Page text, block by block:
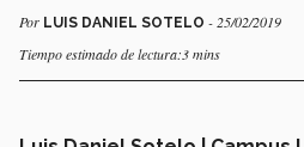
Por LUIS DANIEL SOTELO - 25/02/2019
Tiempo estimado de lectura:3 mins